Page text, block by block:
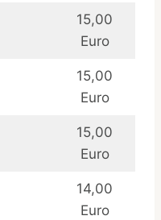
15,00
Euro
15,00
Euro
15,00
Euro
14,00
Euro